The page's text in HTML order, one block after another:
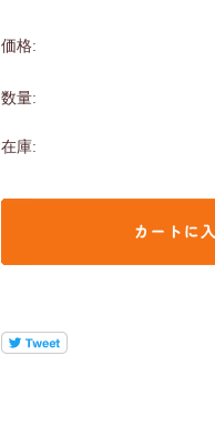
価格:
数量:
在庫: